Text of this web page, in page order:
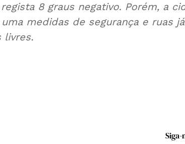
8 graus negativo. Porém, a
medidas de segurança e ruas
livres.
Siga-